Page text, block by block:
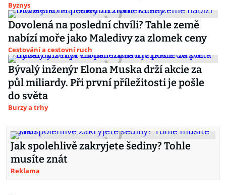
Byznys
Dovolená na poslední chvíli? Tahle země
nabízí moře jako Maledivy za zlomek ceny
Cestování a cestovní ruch
Bývalý inženýr Elona Muska drží akcie za
půl miliardy. Při první příležitosti je pošle
do světa
Burzy a trhy
Jak spolehlivě zakryjete šediny? Tohle
musíte znát
Reklama